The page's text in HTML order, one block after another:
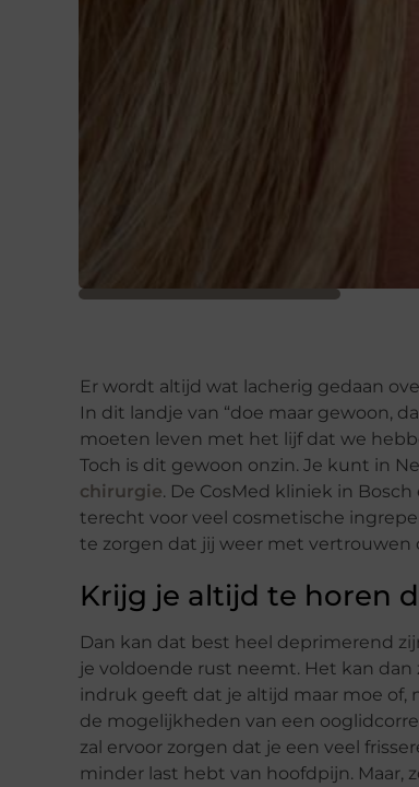
Er wordt altijd wat lacherig gedaan
In dit landje van “doe maar gewoon,
moeten leven met het lijf dat we
Toch is dit gewoon onzin. Je kunt in
chirurgie. De CosMed kliniek in
terecht voor veel cosmetische
te zorgen dat jij weer met
Krijg je altijd te horen
Dan kan dat best heel deprimerend
je voldoende rust neemt. Het kan
indruk geeft dat je altijd maar moe of,
de mogelijkheden van een
zal ervoor zorgen dat je een veel
minder last hebt van hoofdpijn. Maar,